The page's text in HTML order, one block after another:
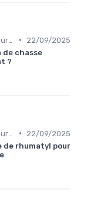
•
22/09/2025
de chasse
?
•
22/09/2025
de rhumatyl pour